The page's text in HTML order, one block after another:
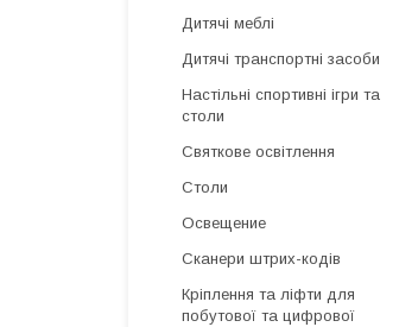
Дитячі меблі
Дитячі транспортні засоби
Настільні спортивні ігри та
столи
Святкове освітлення
Столи
Освещение
Сканери штрих-кодів
Кріплення та ліфти для
побутової та цифрової